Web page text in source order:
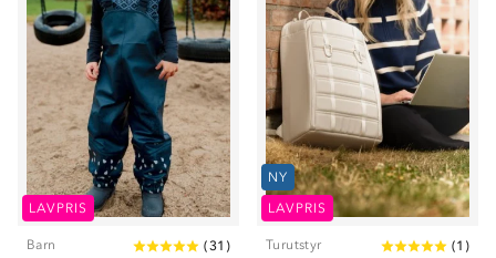
LAVPRIS
Barn (31 )
NY
LAVPRIS
Turutstyr (1 )